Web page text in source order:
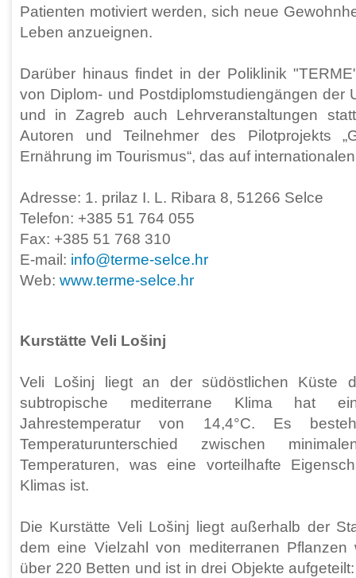
Patienten motiviert werden, sich neue
Leben anzueignen.
Darüber hinaus findet in der Poliklinik
von Diplom- und Postdiplomstudiengängen der
und in Zagreb auch Lehrveranstaltungen
Autoren und Teilnehmer des Pilotprojekts
Ernährung im Tourismus“, das auf
Adresse: 1. prilaz I. L. Ribara 8, 51266 Selce
Telefon: +385 51 764 055
Fax: +385 51 768 310
E-mail: info@terme-selce.hr
Web: www.terme-selce.hr
Kurstätte Veli Lošinj
Veli Lošinj liegt an der südöstlichen Küste
subtropische mediterrane Klima hat
Jahrestemperatur von 14,4°C. Es
Temperaturunterschied zwischen
Temperaturen, was eine vorteilhafte
Klimas ist.
Die Kurstätte Veli Lošinj liegt außerhalb der
dem eine Vielzahl von mediterranen Pflanzen
über 220 Betten und ist in drei Objekte